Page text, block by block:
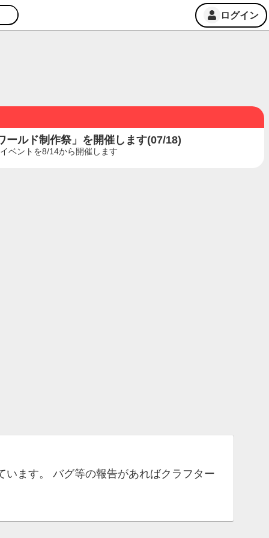
ログイン
ールド制作祭」を開催します(07/18)
ベントを8/14から開催します
ます。 バグ等の報告があればクラフター